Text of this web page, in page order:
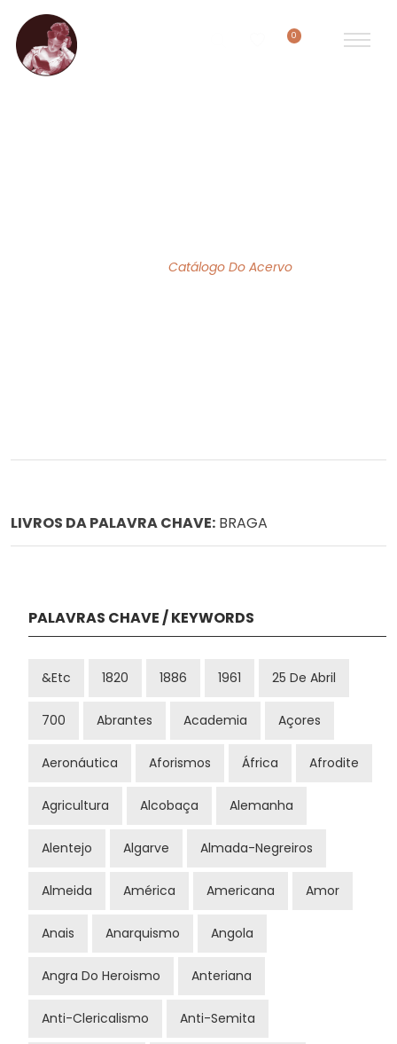
0
Catálogo Do Acervo
LIVROS DA PALAVRA CHAVE: BRAGA
PALAVRAS CHAVE / KEYWORDS
&etc 1820 1886 1961 25 De Abril
700 Abrantes Academia Açores
Aeronáutica Aforismos África Afrodite
Agricultura Alcobaça Alemanha
Alentejo Algarve Almada-Negreiros
Almeida América Americana Amor
Anais Anarquismo Angola
Angra Do Heroismo Anteriana
Anti-Clericalismo Anti-Semita